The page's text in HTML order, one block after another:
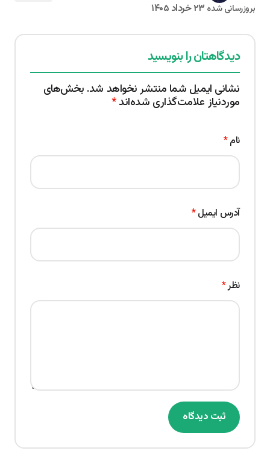
بروزرسانی شده ۲۳ خرداد ۱۴۰۵
دیدگاهتان را بنویسید
نشانی ایمیل شما منتشر نخواهد شد. بخش‌های
موردنیاز علامت‌گذاری شده‌اند*
نظر*
نام*
آدرس ایمیل*
ثبت دیدگاه